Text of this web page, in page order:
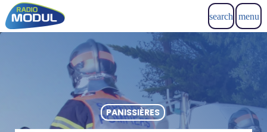
search menu
PANISSIÈRES